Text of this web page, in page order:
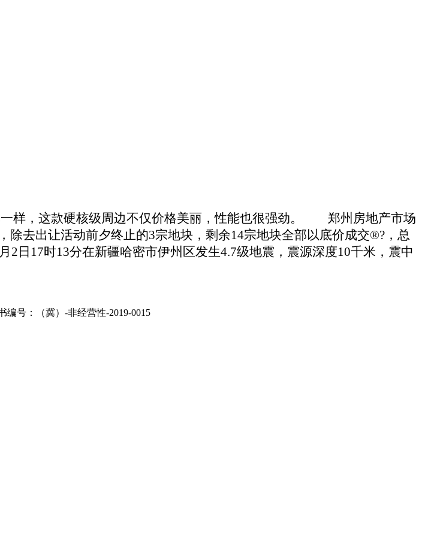
一样，这款硬核级周边不仅价格美丽，性能也很强劲。 郑州房地产市场
除去出让活动前夕终止的3宗地块，剩余14宗地块全部以底价成交®?，总
2日17时13分在新疆哈密市伊州区发生4.7级地震，震源深度10千米，震中
编号：（冀）-非经营性-2019-0015